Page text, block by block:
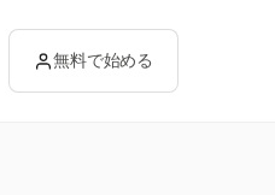
無料で始める